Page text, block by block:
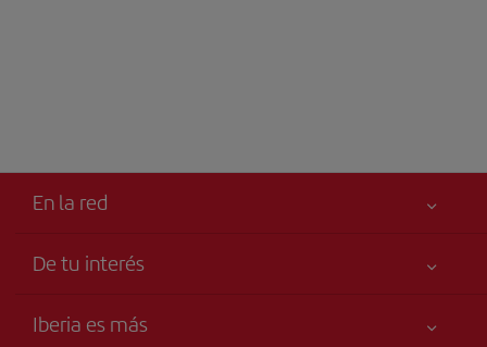
En la red
De tu interés
Accesibilidad
Iberia es más